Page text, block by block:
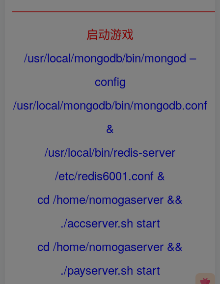
启动游戏
/usr/local/mongodb/bin/mongod –
config
/usr/local/mongodb/bin/mongodb.conf
&
/usr/local/bin/redis-server
/etc/redis6001.conf &
cd /home/nomogaserver &&
./accserver.sh start
cd /home/nomogaserver &&
./payserver.sh start